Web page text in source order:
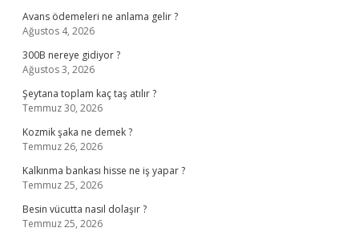
Avans ödemeleri ne anlama gelir ?
Ağustos 4, 2026
300B nereye gidiyor ?
Ağustos 3, 2026
Şeytana toplam kaç taş atılır ?
Temmuz 30, 2026
Kozmik şaka ne demek ?
Temmuz 26, 2026
Kalkınma bankası hisse ne iş yapar ?
Temmuz 25, 2026
Besin vücutta nasıl dolaşır ?
Temmuz 25, 2026